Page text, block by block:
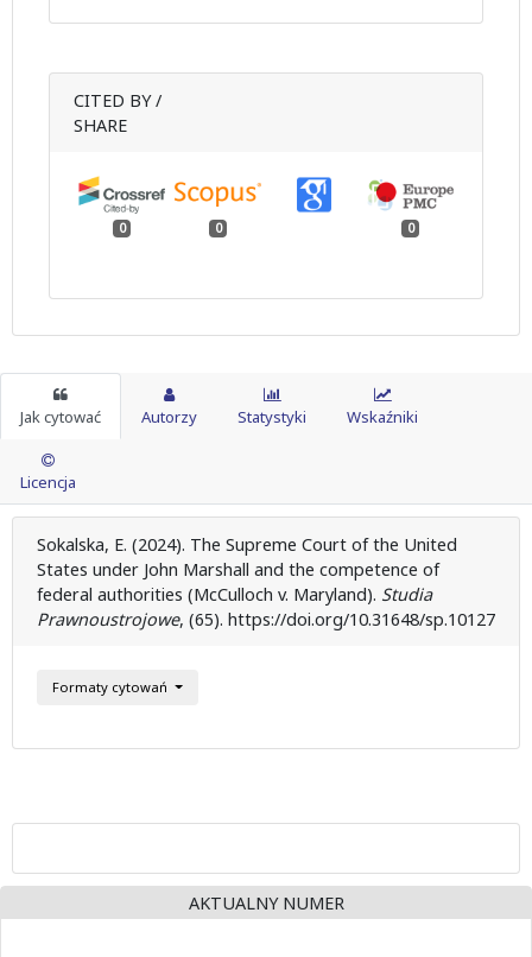
CITED BY /
SHARE
0 0 0
Jak cytować Autorzy Statystyki Wskaźniki
Licencja
Sokalska, E. (2024). The Supreme Court of the United
States under John Marshall and the competence of
federal authorities (McCulloch v. Maryland). Studia
Prawnoustrojowe, (65). https://doi.org/10.31648/sp.10127
Formaty cytowań
AKTUALNY NUMER